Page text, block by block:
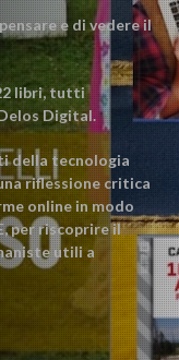
e di vedere il
libri, tutti
Digital.
della tecnologia
riflessione critica
online in modo
per riscoprire il
utili a